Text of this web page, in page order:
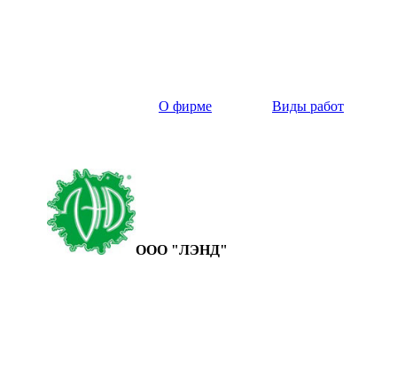
О фирме Виды работ
ООО "ЛЭНД"